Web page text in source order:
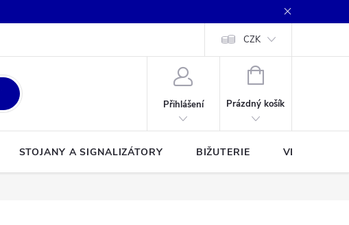
CZK
Přihlášení
NÁKUPNÍ
Prázdný košík
STOJANY A SIGNALIZÁTORY BIŽUTERIE VLASCE A